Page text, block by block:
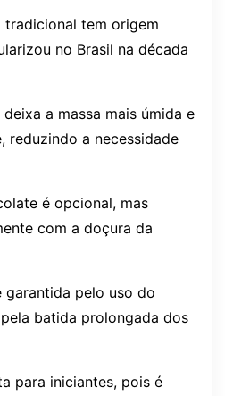
tradicional tem origem
no Brasil na década
a massa mais úmida e
reduzindo a necessidade
é opcional, mas
com a doçura da
pelo uso do
batida prolongada dos
para iniciantes, pois é